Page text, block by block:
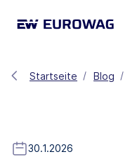
Startseite Blog
30.1.2026